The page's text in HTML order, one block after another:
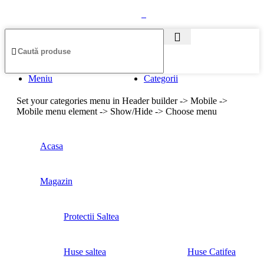
Meniu Categorii
Set your categories menu in Header builder -> Mobile ->
Mobile menu element -> Show/Hide -> Choose menu
Acasa
Magazin
Protectii Saltea
Huse saltea Huse Catifea